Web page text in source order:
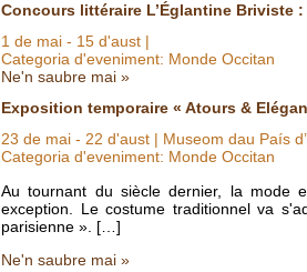
Concours littéraire L’Églantine Briviste
1 de mai - 15 d'aust |
Categoria d'eveniment: Monde Occitan
Ne'n saubre mai »
Exposition temporaire « Atours &
23 de mai - 22 d'aust | Museom dau País
Categoria d'eveniment: Monde Occitan
Au tournant du siècle dernier, la mode
exception. Le costume traditionnel va
parisienne ». […]
Ne'n saubre mai »